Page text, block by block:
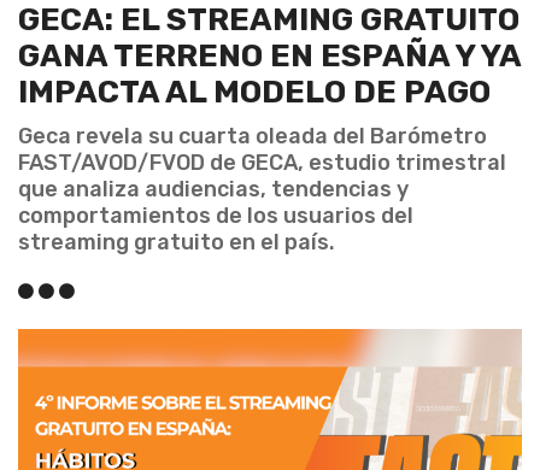
GECA: EL STREAMING GRATUITO
GANA TERRENO EN ESPAÑA Y YA
IMPACTA AL MODELO DE PAGO
Geca revela su cuarta oleada del Barómetro
FAST/AVOD/FVOD de GECA, estudio trimestral
que analiza audiencias, tendencias y
comportamientos de los usuarios del
streaming gratuito en el país.